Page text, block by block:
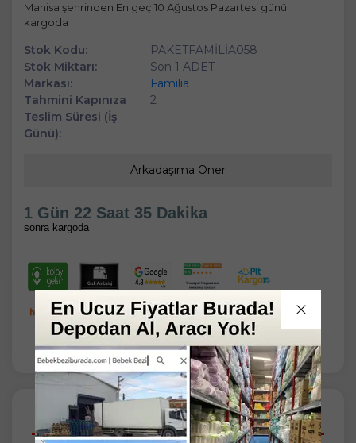
Manisa şehrinden En geç 10 Ağustos Pazartesi günü
kargoda
Stok Kodu:
PAKETFAMİLİA058
Stok Miktarı:
Son 1 ADET
Markası:
Familia
Tahmini Kapınıza
Teslim Süresi (İş
Günü):
2
Arkadaşıma Öner
1 Gün 22 Saat 35 Dakika
sonra kargoda
Açıklamalar